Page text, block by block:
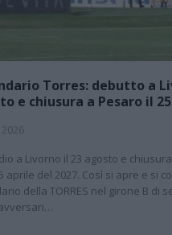
Torres: debutto a
e chiusura a Pesaro il
2026
a Livorno il 23 agosto e
aprile del 2027. Così si apre e si
della TORRES nel girone B di